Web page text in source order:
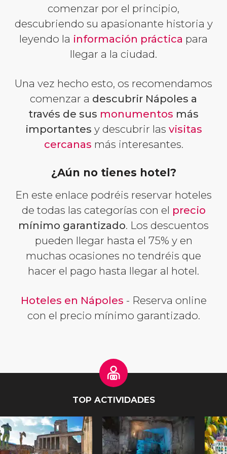
comenzar por el principio,
descubriendo su apasionante historia y
leyendo la información práctica para
llegar a la ciudad.
Una vez hecho esto, os recomendamos
comenzar a descubrir Nápoles a
través de sus monumentos más
importantes y descubrir las visitas
cercanas más interesantes.
¿Aún no tienes hotel?
En este enlace podréis reservar hoteles
de todas las categorías con el precio
mínimo garantizado. Los descuentos
pueden llegar hasta el 75% y en
muchas ocasiones no tendréis que
hacer el pago hasta llegar al hotel.
Hoteles en Nápoles - Reserva online
con el precio mínimo garantizado.
TOP ACTIVIDADES